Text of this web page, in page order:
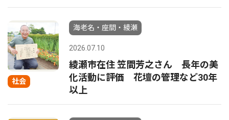
社会
海老名・座間・綾瀬
2026.07.10
綾瀬市在住 笠間芳之さん 長年の美
化活動に評価 花壇の管理など30年
以上